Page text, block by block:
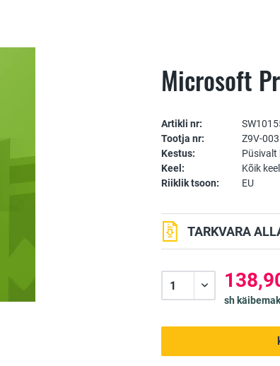
Microsoft
Artikli nr:
Tootja nr:
Z9V-
Kestus:
Püsivalt
Keel:
Kõik
Riiklik tsoon:
EU
TARKVARA
sh